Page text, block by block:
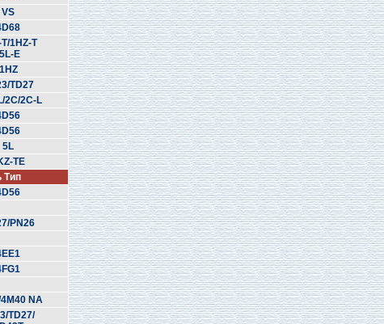
VS
1HZ-T
E
1HZ
TD27
2C/2C-L
5L
TE
Тип
PN26
NA
TD27/